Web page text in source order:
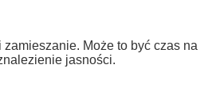
Może to być czas na
jasności.